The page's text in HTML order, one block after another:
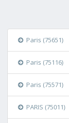
Paris (75651)
Paris (75116)
Paris (75571)
PARIS (75011)